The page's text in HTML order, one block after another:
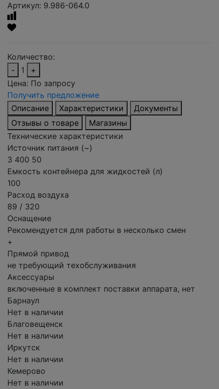
Артикул: 9.986-064.0
Количество:
-
1
+
Цена: По запросу
Получить предложение
Описание
Характеристики
Документы
Отзывы о товаре
Магазины
Технические характеристики
Источник питания (~)
3 400 50
Емкость контейнера для жидкостей (л)
100
Расход воздуха
89 / 320
Оснащение
Рекомендуется для работы в несколько смен
+
Прямой привод
не требующий техобслуживания
Аксессуары
включенные в комплект поставки аппарата, нет
Барнаул
Нет в наличии
Благовещенск
Нет в наличии
Иркутск
Нет в наличии
Кемерово
Нет в наличии